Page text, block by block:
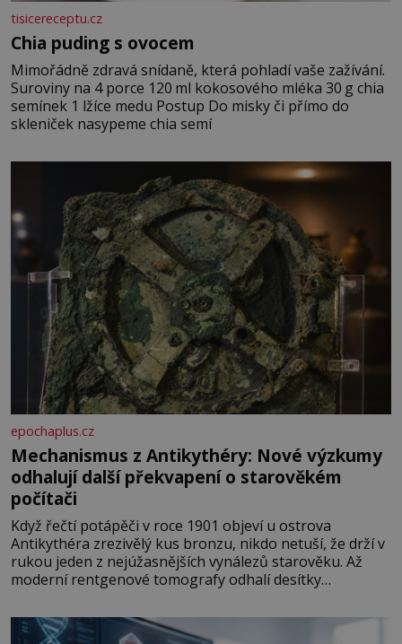
tisicereceptu.cz
Chia puding s ovocem
Mimořádně zdravá snídaně, která pohladí vaše zažívání.
Suroviny na 4 porce 120 ml kokosového mléka 30 g chia
semínek 1 lžíce medu Postup Do misky či přímo do
skleniček nasypeme chia semí
epochaplus.cz
Mechanismus z Antikythéry: Nové výzkumy
odhalují další překvapení o starověkém
počítači
Když řečtí potápěči v roce 1901 objeví u ostrova
Antikythéra zrezivělý kus bronzu, nikdo netuší, že drží v
rukou jeden z nejúžasnějších vynálezů starověku. Až
moderní rentgenové tomografy odhalí desítky
Antikythéry je dnes považován za nejstarší známý
analogový počítač na světě. Přesto ani po více než sto